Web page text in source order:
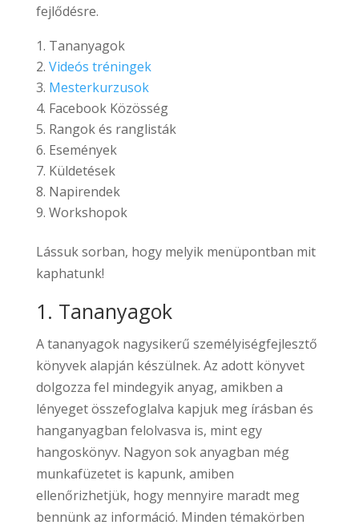
fejlődésre.
Tananyagok
Videós tréningek
Mesterkurzusok
Facebook Közösség
Rangok és ranglisták
Események
Küldetések
Napirendek
Workshopok
Lássuk sorban, hogy melyik menüpontban mit
kaphatunk!
1. Tananyagok
A tananyagok nagysikerű személyiségfejlesztő
könyvek alapján készülnek. Az adott könyvet
dolgozza fel mindegyik anyag, amikben a
lényeget összefoglalva kapjuk meg írásban és
hanganyagban felolvasva is, mint egy
hangoskönyv. Nagyon sok anyagban még
munkafüzetet is kapunk, amiben
ellenőrizhetjük, hogy mennyire maradt meg
bennünk az információ. Minden témakörben